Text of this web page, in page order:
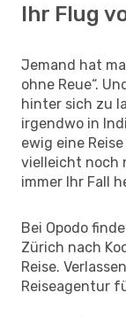
Ihr Flug
Jemand hat
ohne Reue“.
hinter sich zu
irgendwo in
ewig eine
vielleicht noch
immer Ihr Fall
Bei Opodo
Zürich nach
Reise.
Reiseagentur